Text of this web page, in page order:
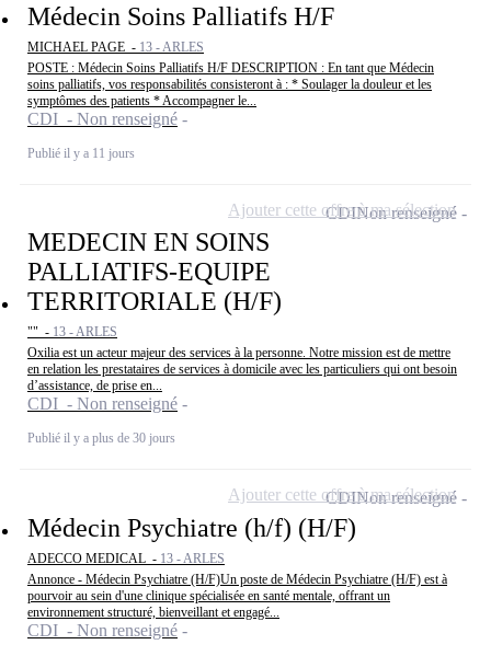
Médecin Soins Palliatifs H/F
MICHAEL PAGE - 13 - ARLES
POSTE : Médecin Soins Palliatifs H/F DESCRIPTION : En tant que Médecin
soins palliatifs, vos responsabilités consisteront à : * Soulager la douleur et les
symptômes des patients * Accompagner le...
CDI - Non renseigné
Publié il y a 11 jours
MEDECIN EN SOINS
PALLIATIFS-EQUIPE
TERRITORIALE (H/F)
"" - 13 - ARLES
Oxilia est un acteur majeur des services à la personne. Notre mission est de mettre
en relation les prestataires de services à domicile avec les particuliers qui ont besoin
d’assistance, de prise en...
CDI - Non renseigné
Publié il y a plus de 30 jours
CDINon renseigné
Ajouter cette offre à ma sélection
Médecin Psychiatre (h/f) (H/F)
ADECCO MEDICAL - 13 - ARLES
Annonce - Médecin Psychiatre (H/F)Un poste de Médecin Psychiatre (H/F) est à
pourvoir au sein d'une clinique spécialisée en santé mentale, offrant un
environnement structuré, bienveillant et engagé...
CDI - Non renseigné
CDINon renseigné
Ajouter cette offre à ma sélection